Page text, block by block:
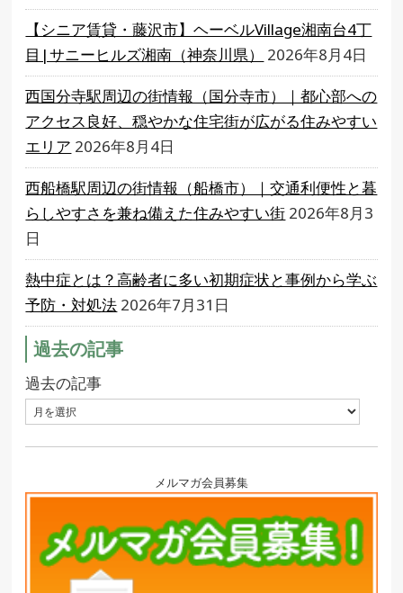
【シニア賃貸・藤沢市】ヘーベルVillage湘南台4丁
目|サニーヒルズ湘南（神奈川県）
2026年8月4日
西国分寺駅周辺の街情報（国分寺市）｜都心部への
アクセス良好、穏やかな住宅街が広がる住みやすい
エリア 2026年8月4日
西船橋駅周辺の街情報（船橋市）｜交通利便性と暮
らしやすさを兼ね備えた住みやすい街 2026年8月3
日
熱中症とは？高齢者に多い初期症状と事例から学ぶ
予防・対処法 2026年7月31日
過去の記事
過去の記事
メルマガ会員募集